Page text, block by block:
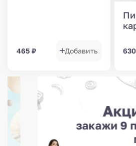
465 ₽ Добавить 630
закажи 9